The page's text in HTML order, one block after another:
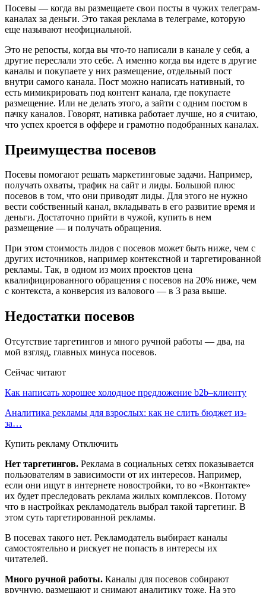
Посевы — когда вы размещаете свои посты в чужих телеграм-
каналах за деньги. Это такая реклама в телеграме, которую
еще называют неофициальной.
Это не репосты, когда вы что-то написали в канале у себя, а
другие переслали это себе. А именно когда вы идете в другие
каналы и покупаете у них размещение, отдельный пост
внутри самого канала. Пост можно написать нативный, то
есть мимикрировать под контент канала, где покупаете
размещение. Или не делать этого, а зайти с одним постом в
пачку каналов. Говорят, нативка работает лучше, но я считаю,
что успех кроется в оффере и грамотно подобранных каналах.
Преимущества посевов
Посевы помогают решать маркетинговые задачи. Например,
получать охваты, трафик на сайт и лиды. Большой плюс
посевов в том, что они приводят лиды. Для этого не нужно
вести собственный канал, вкладывать в его развитие время и
деньги. Достаточно прийти в чужой, купить в нем
размещение — и получать обращения.
При этом стоимость лидов с посевов может быть ниже, чем с
других источников, например контекстной и таргетированной
рекламы. Так, в одном из моих проектов цена
квалифицированного обращения с посевов на 20% ниже, чем
с контекста, а конверсия из валового — в 3 раза выше.
Недостатки посевов
Отсутствие таргетингов и много ручной работы — два, на
мой взгляд, главных минуса посевов.
Сейчас читают
Как написать хорошее холодное предложение b2b–клиенту
Аналитика рекламы для взрослых: как не слить бюджет из-
за…
Купить рекламу Отключить
Нет таргетингов. Реклама в социальных сетях показывается
пользователям в зависимости от их интересов. Например,
если они ищут в интернете новостройки, то во «Вконтакте»
их будет преследовать реклама жилых комплексов. Потому
что в настройках рекламодатель выбрал такой таргетинг. В
этом суть таргетированной рекламы.
В посевах такого нет. Рекламодатель выбирает каналы
самостоятельно и рискует не попасть в интересы их
читателей.
Много ручной работы. Каналы для посевов собирают
вручную, размещают и снимают аналитику тоже. На это